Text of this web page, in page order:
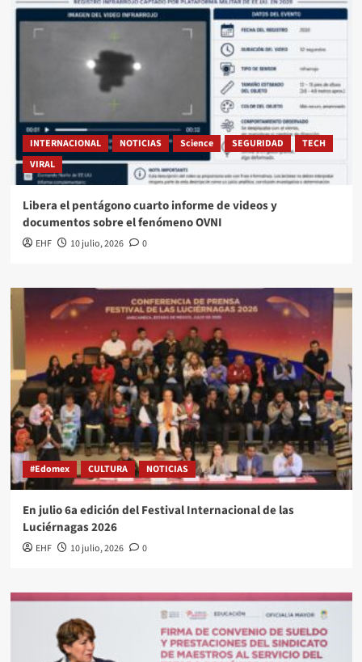
INTERNACIONAL NOTICIAS Science SEGURIDAD
TECH
VIRAL
Libera el pentágono cuarto informe de videos y
documentos sobre el fenómeno OVNI
EHF 10 julio, 2026 0
#Edomex CULTURA NOTICIAS
En julio 6a edición del Festival Internacional de las
Luciérnagas 2026
EHF 10 julio, 2026 0